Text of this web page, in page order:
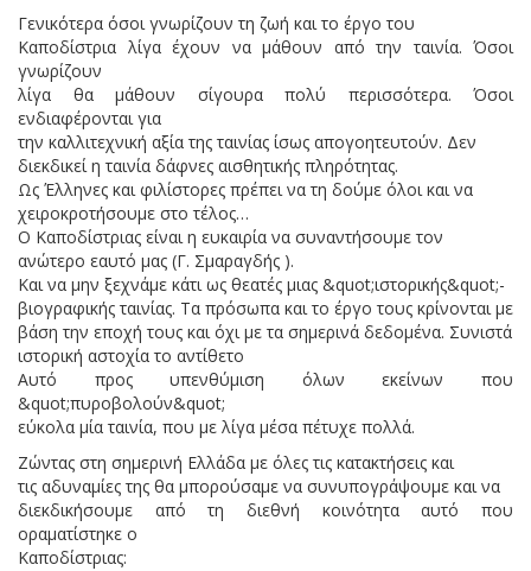
Γενικότερα όσοι γνωρίζουν τη ζωή και το έργο του
Καποδίστρια λίγα έχουν να μάθουν από την ταινία. Όσοι
γνωρίζουν
λίγα θα μάθουν σίγουρα πολύ περισσότερα. Όσοι
ενδιαφέρονται για
την καλλιτεχνική αξία της ταινίας ίσως απογοητευτούν. Δεν
διεκδικεί η ταινία δάφνες αισθητικής πληρότητας.
Ως Έλληνες και φιλίστορες πρέπει να τη δούμε όλοι και να
χειροκροτήσουμε στο τέλος…
Ο Καποδίστριας είναι η ευκαιρία να συναντήσουμε τον
ανώτερο εαυτό μας (Γ. Σμαραγδής ).
Και να μην ξεχνάμε κάτι ως θεατές μιας &quot;ιστορικής&quot;-
βιογραφικής ταινίας. Τα πρόσωπα και το έργο τους κρίνονται με
βάση την εποχή τους και όχι με τα σημερινά δεδομένα. Συνιστά
ιστορική αστοχία το αντίθετο
Αυτό προς υπενθύμιση όλων εκείνων που
&quot;πυροβολούν&quot;
εύκολα μία ταινία, που με λίγα μέσα πέτυχε πολλά.
Ζώντας στη σημερινή Ελλάδα με όλες τις κατακτήσεις και
τις αδυναμίες της θα μπορούσαμε να συνυπογράψουμε και να
διεκδικήσουμε από τη διεθνή κοινότητα αυτό που
οραματίστηκε ο
Καποδίστριας: